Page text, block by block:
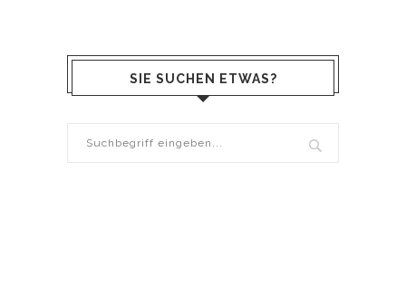
SIE SUCHEN ETWAS?